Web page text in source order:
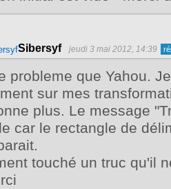
Sibersyf jeudi 3 mai 2012, 14:39
probleme que Yahou.
sur mes
plus. Le message
car le rectangle de
touché un truc qu'il